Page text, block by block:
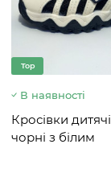
Top
В наявності
Кросівки
чорні з білим